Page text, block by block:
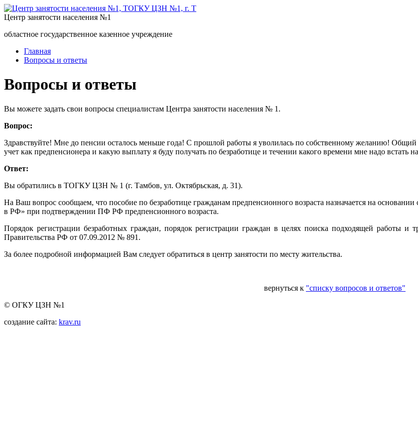
Центр занятости населения №1
областное государственное казенное учреждение
Главная
Вопросы и ответы
Вопросы и ответы
Вы можете задать свои вопросы специалистам Центра занятости населения № 1.
Вопрос:
Здравствуйте! Мне до пенсии осталось меньше года! С прошлой работы я уволилась по собственному желанию! Общий
учет как предпенсионера и какую выплату я буду получать по безработице и течении какого времени мне надо встать
Ответ:
Вы обратились в ТОГКУ ЦЗН № 1 (г. Тамбов, ул. Октябрьская, д. 31).
На Ваш вопрос сообщаем, что пособие по безработице гражданам предпенсионного возраста назначается на
в РФ» при подтверждении ПФ РФ предпенсионного возраста.
Порядок регистрации безработных граждан, порядок регистрации граждан в целях поиска подходящей работы и
Правительства РФ от 07.09.2012 № 891.
За более подробной информацией Вам следует обратиться в центр занятости по месту жительства.
вернуться к "списку вопросов и ответов"
© ОГКУ ЦЗН №1
создание сайта: krav.ru